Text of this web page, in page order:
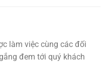
làm việc cùng các đối
đem tới quý khách